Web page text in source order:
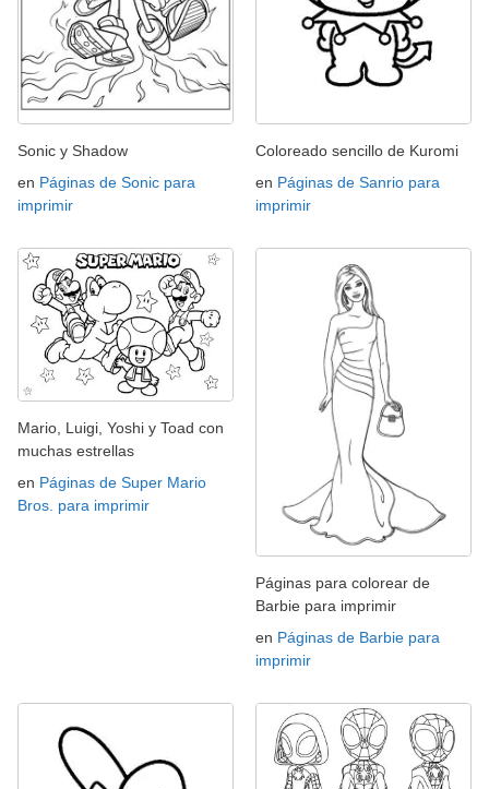
Sonic y Shadow
en Páginas de Sonic para
imprimir
Coloreado sencillo de Kuromi
en Páginas de Sanrio para
imprimir
Mario, Luigi, Yoshi y Toad con
muchas estrellas
en Páginas de Super Mario
Bros. para imprimir
Páginas para colorear de
Barbie para imprimir
en Páginas de Barbie para
imprimir